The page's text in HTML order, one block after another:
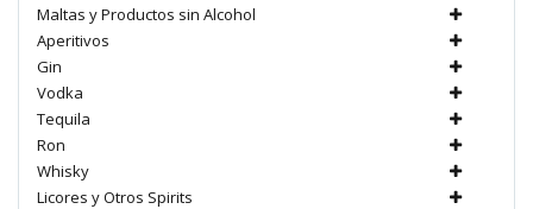
Maltas y Productos sin Alcohol
Aperitivos
Gin
Vodka
Tequila
Ron
Whisky
Licores y Otros Spirits